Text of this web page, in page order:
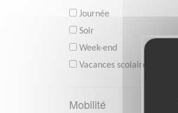
Journée
Soir
Week-end
Vacances scolaires
Mobilité